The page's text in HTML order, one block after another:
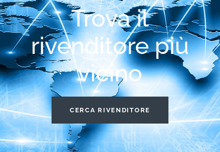
Trova il
rivenditore più
vicino
CERCA RIVENDITORE